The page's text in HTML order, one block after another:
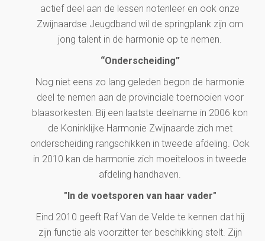
actief deel aan de lessen notenleer en ook onze
Zwijnaardse Jeugdband wil de springplank zijn om
jong talent in de harmonie op te nemen.
“Onderscheiding”
Nog niet eens zo lang geleden begon de harmonie
deel te nemen aan de provinciale toernooien voor
blaasorkesten. Bij een laatste deelname in 2006 kon
de Koninklijke Harmonie Zwijnaarde zich met
onderscheiding rangschikken in tweede afdeling. Ook
in 2010 kan de harmonie zich moeiteloos in tweede
afdeling handhaven.
"In de voetsporen van haar vader"
Eind 2010 geeft Raf Van de Velde te kennen dat hij
zijn functie als voorzitter ter beschikking stelt. Zijn